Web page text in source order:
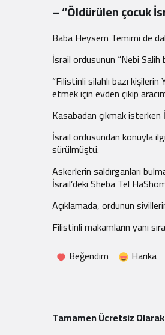
– “Öldürülen çocuk
Baba Heysem Temimi de
İsrail ordusunun “Nebi Salih
“Filistinli silahlı bazı
etmek için evden çıkıp
Kasabadan çıkmak isterken
İsrailordusundan konuyla
sürülmüştü.
Askerlerin saldırganları
İsrail’deki Sheba Tel
Açıklamada, ordunun
Filistinli makamların yanı
Beğendim
Harika
Tamamen Ücretsiz